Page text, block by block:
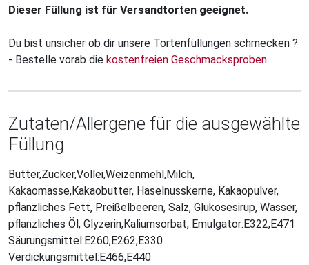
Dieser Füllung ist für Versandtorten geeignet.
Du bist unsicher ob dir unsere Tortenfüllungen schmecken ?
- Bestelle vorab die kostenfreien Geschmacksproben.
Zutaten/Allergene für die ausgewählte
Füllung
Butter,Zucker,Vollei,Weizenmehl,Milch,
Kakaomasse,Kakaobutter, Haselnusskerne, Kakaopulver,
pflanzliches Fett, Preißelbeeren, Salz, Glukosesirup, Wasser,
pflanzliches Öl, Glyzerin,Kaliumsorbat, Emulgator:E322,E471
Säurungsmittel:E260,E262,E330
Verdickungsmittel:E466,E440